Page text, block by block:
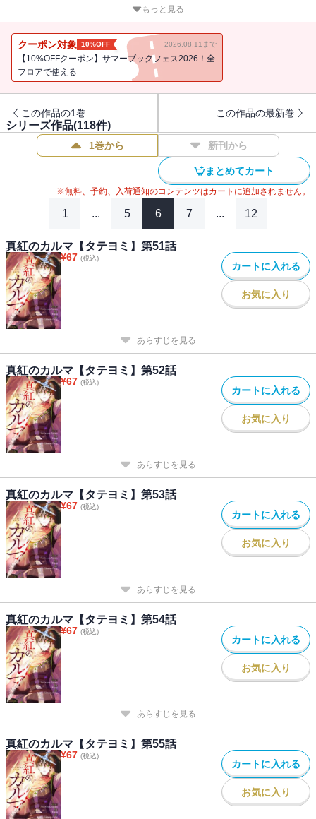
界の戦場。 「戻れ」 誰の声だかわからない声が鳴り響いた。 真紅の
もっと見る
クーポン対象 10%OFF 2026.08.11まで
【10%OFFクーポン】サマーブックフェス2026！全
フロアで使える
この作品の1巻 この作品の最新巻
シリーズ作品(118件)
1巻から 新刊から
まとめてカート
※無料、予約、入荷通知のコンテンツはカートに追加されません。
1 ... 5 6 7 ... 12
真紅のカルマ【タテヨミ】第51話
¥67 (税込)
カートに入れる
お気に入り
あらすじを見る
真紅のカルマ【タテヨミ】第52話
¥67 (税込)
カートに入れる
お気に入り
あらすじを見る
真紅のカルマ【タテヨミ】第53話
¥67 (税込)
カートに入れる
お気に入り
あらすじを見る
真紅のカルマ【タテヨミ】第54話
¥67 (税込)
カートに入れる
お気に入り
あらすじを見る
真紅のカルマ【タテヨミ】第55話
¥67 (税込)
カートに入れる
お気に入り